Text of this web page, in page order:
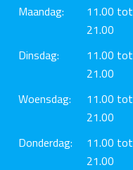
Maandag:
11.00 tot
21.00
Dinsdag:
11.00 tot
21.00
Woensdag:
11.00 tot
21.00
Donderdag:
11.00 tot
21.00